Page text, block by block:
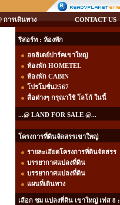
การเดินทาง CONTACT US
รีสอร์ท : ห้องพัก
ฮอลิเดย์ปาร์คเขาใหญ่
ห้องพัก HOMETEL
ห้องพัก CABIN
โปรโมชั่น2567
สื่อต่างๆ กรุณาใช้ โลโก้ ในนี้
...@ LAND FOR SALE @...
โครงการที่ดินจัดสรรเขาใหญ่
รายละเอียดโครงการที่ดินจัดสรร
บรรยากาศแปลงที่ดิน
บรรยากาศแปลงที่ดิน
แผนที่เดินทาง
เลือก ชม แปลงที่ดิน เขาใหญ่ เฟส 8 :